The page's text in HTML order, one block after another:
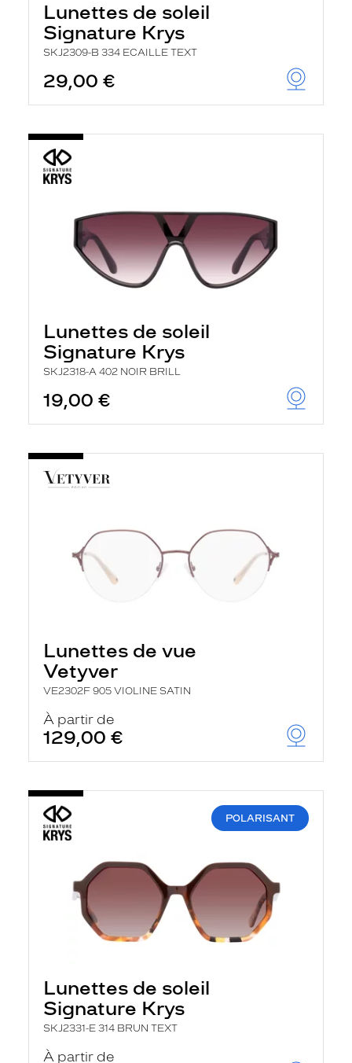
Lunettes de soleil
Signature Krys
SKJ2309-B 334 ECAILLE TEXT
29,00 €
Lunettes de soleil
Signature Krys
SKJ2318-A 402 NOIR BRILL
19,00 €
Lunettes de vue
Vetyver
VE2302F 905 VIOLINE SATIN
À partir de
129,00 €
POLARISANT
Lunettes de soleil
Signature Krys
SKJ2331-E 314 BRUN TEXT
À partir de